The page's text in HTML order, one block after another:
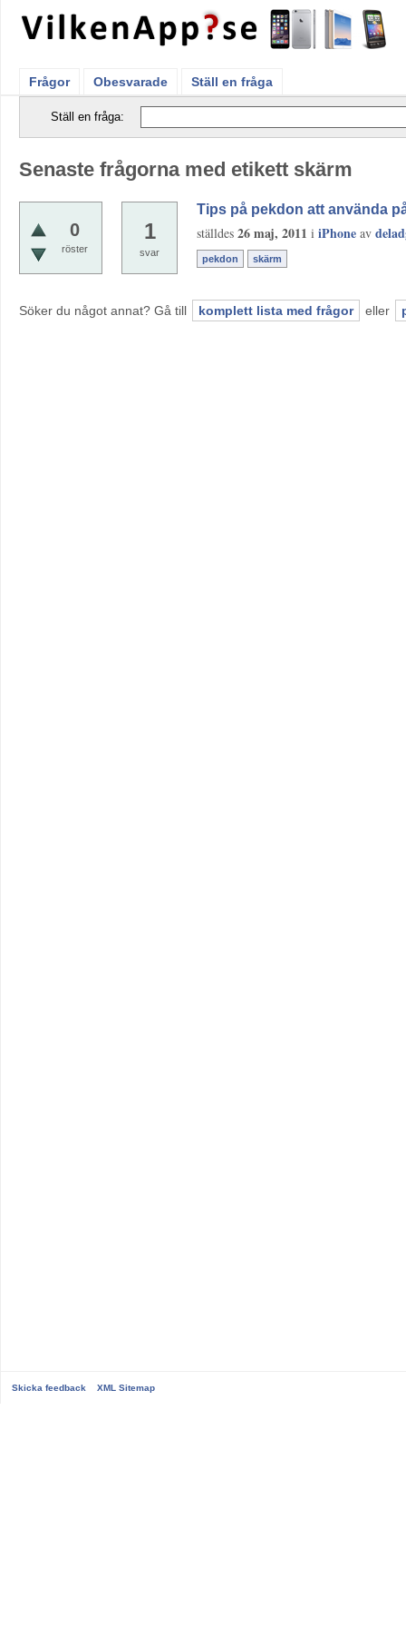
Frågor Obesvarade Ställ en fråga
Ställ en fråga:
Senaste frågorna med etikett skärm
0
röster
1
svar
Tips på pekdon att använda
ställdes 26 maj, 2011 i iPhone av
pekdon skärm
Söker du något annat? Gå till komplett lista med frågor eller
Skicka feedback XML Sitemap